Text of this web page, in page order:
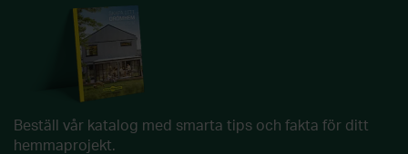
Beställ vår katalog med smarta tips och fakta för ditt
hemmaprojekt.